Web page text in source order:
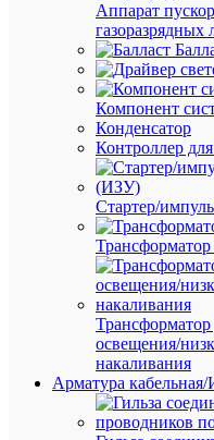
Аппарат
газоразрядных
Компонент
Конденсатор
Контроллер
Стартер/
Трансформатор
освещения/
накаливания
Арматура